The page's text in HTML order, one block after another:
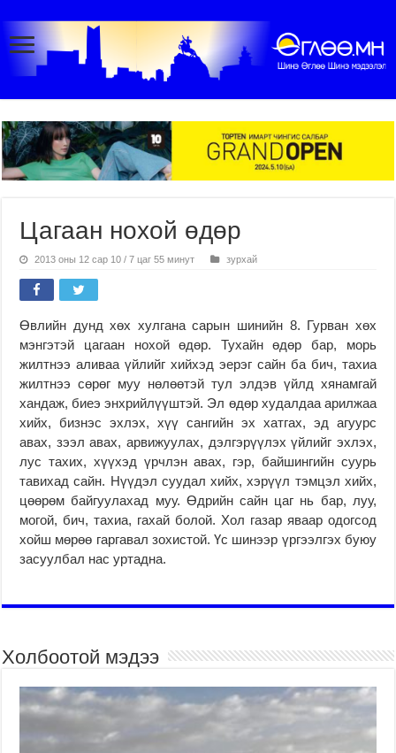
Цагаан нохой өдөр
2013 оны 12 сар 10 / 7 цаг 55 минут зурхай
Өвлийн дунд хөх хулгана сарын шинийн 8. Гурван хөх
мэнгэтэй цагаан нохой өдөр. Тухайн өдөр бар, морь
жилтнээ аливаа үйлийг хийхэд эерэг сайн ба бич, тахиа
жилтнээ сөрөг муу нөлөөтэй тул элдэв үйлд хянамгай
хандаж, биеэ энхрийлүүштэй. Эл өдөр худалдаа арилжаа
хийх, бизнэс эхлэх, хүү сангийн эх хатгах, эд агуурс
авах, зээл авах, арвижуулах, дэлгэрүүлэх үйлийг эхлэх,
лус тахих, хүүхэд үрчлэн авах, гэр, байшингийн суурь
тавихад сайн. Нүүдэл суудал хийх, хэрүүл тэмцэл хийх,
цөөрөм байгуулахад муу. Өдрийн сайн цаг нь бар, луу,
могой, бич, тахиа, гахай болой. Хол газар яваар одогсод
хойш мөрөө гаргавал зохистой. Үс шинээр үргээлгэх буюу
засуулбал нас уртадна.
Холбоотой мэдээ